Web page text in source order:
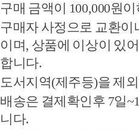
구매 금액이 100,000원
구매자 사정으로 교환이
이며, 상품에 이상이 있
합니다.
도서지역(제주등)을 제
배송은 결제확인후 7일
니다.